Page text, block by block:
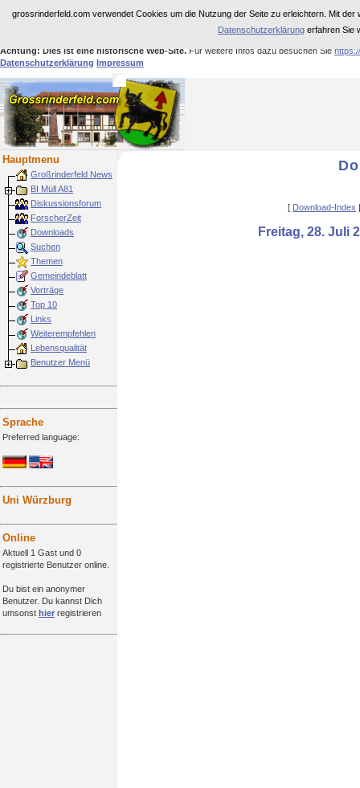
grossrinderfeld.com verwendet Cookies um die Nutzung der Seite zu erleichtern. Mit
Datenschutzerklärung erfahren Sie
Achtung: Dies ist eine historische Web-Site. Für weitere Infos dazu besuchen Sie
Datenschutzerklärung Impressum
Hauptmenu
Großrinderfeld News
BI Müll A81
Diskussionsforum
ForscherZeit
Downloads
Suchen
Themen
Gemeindeblatt
Vorträge
Top 10
Links
Weiterempfehlen
Lebensqualität
Benutzer Menü
Sprache
Preferred language:
Uni Würzburg
Online
Aktuell 1 Gast und 0
registrierte Benutzer online.
Du bist ein anonymer
Benutzer. Du kannst Dich
umsonst hier registrieren
[ Download-Index
Freitag, 28. Juli